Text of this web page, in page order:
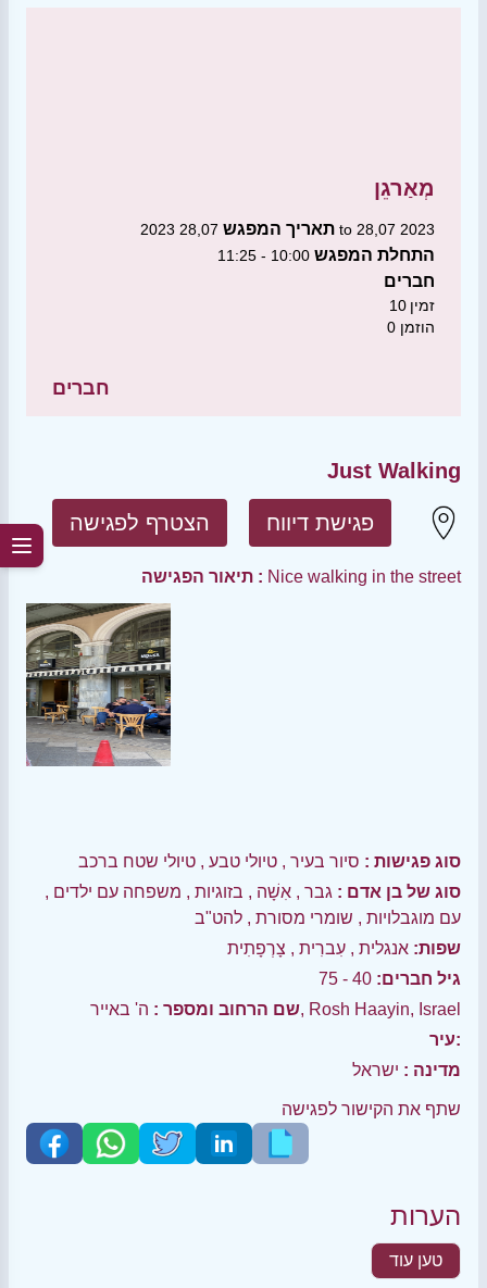
מְאַרגֵן
תאריך המפגש 28,07 2023 to 28,07 2023
התחלת המפגש 10:00 - 11:25
חברים
10 זמין
0 הוזמן
חברים
Just Walking
הצטרף לפגישה פגישת דיווח
תיאור הפגישה : Nice walking in the street
סוג פגישות : סיור בעיר , טיולי טבע , טיולי שטח ברכב
סוג של בן אדם : גבר , אִשָׁה , בזוגיות , משפחה עם ילדים ,
עם מוגבלויות , שומרי מסורת , להט"ב
שפות: אנגלית , עִברִית , צָרְפָתִית
גיל חברים: 40 - 75
שם הרחוב ומספר :ה' באייר, Rosh Haayin, Israel
עיר:
מדינה : ישראל
שתף את הקישור לפגישה
הערות
טען עוד